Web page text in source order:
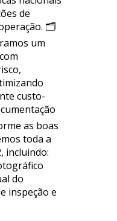
de
🗂
um
custo-
as boas
toda a
incluindo:
do
inspeção e